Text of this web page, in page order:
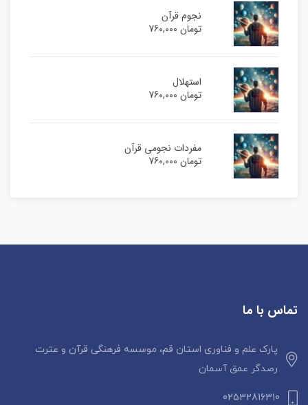
نجوم قرآن
تومان760,000
استهلال
تومان760,000
مفردات نجومی قرآن
تومان760,000
تماس با ما
پارک علم و فناوری استان قم، موسسه فرهنگی قرآن و عترت
رصدگر عمق آسمان
02532816310